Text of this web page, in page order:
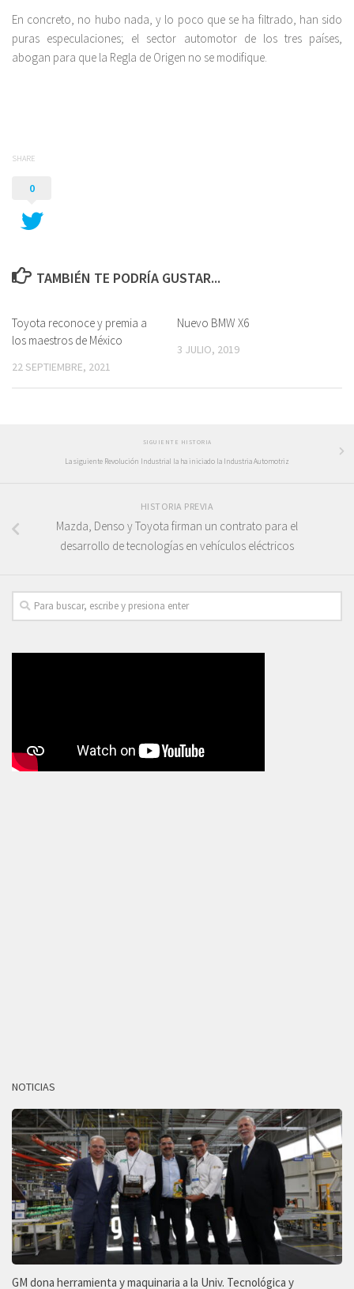
En concreto, no hubo nada, y lo poco que se ha filtrado, han sido
puras especulaciones; el sector automotor de los tres países,
abogan para que la Regla de Origen no se modifique.
SHARE
0
TAMBIÉN TE PODRÍA GUSTAR...
Toyota reconoce y premia a
los maestros de México
22 SEPTIEMBRE, 2021
Nuevo BMW X6
3 JULIO, 2019
SIGUIENTE HISTORIA
La siguiente Revolución Industrial la ha iniciado la Industria Automotriz
HISTORIA PREVIA
Mazda, Denso y Toyota firman un contrato para el
desarrollo de tecnologías en vehículos eléctricos
NOTICIAS
GM dona herramienta y maquinaria a la Univ. Tecnológica y